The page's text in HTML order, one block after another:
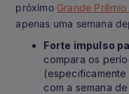
próximo Grande
apenas uma semana
Forte impulso
compara os
com a semana